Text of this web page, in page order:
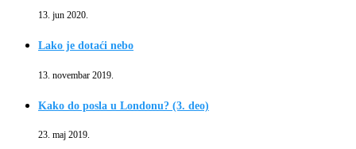
13. jun 2020.
Lako je dotaći nebo
13. novembar 2019.
Kako do posla u Londonu? (3. deo)
23. maj 2019.